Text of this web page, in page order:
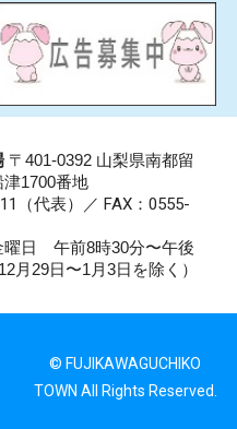
〒401-0392 山梨県南都留
1700番地
（代表）／ FAX：0555-
曜日 午前8時30分〜午後
月29日〜1月3日を除く）
© FUJIKAWAGUCHIKO
TOWN All Rights Reserved.